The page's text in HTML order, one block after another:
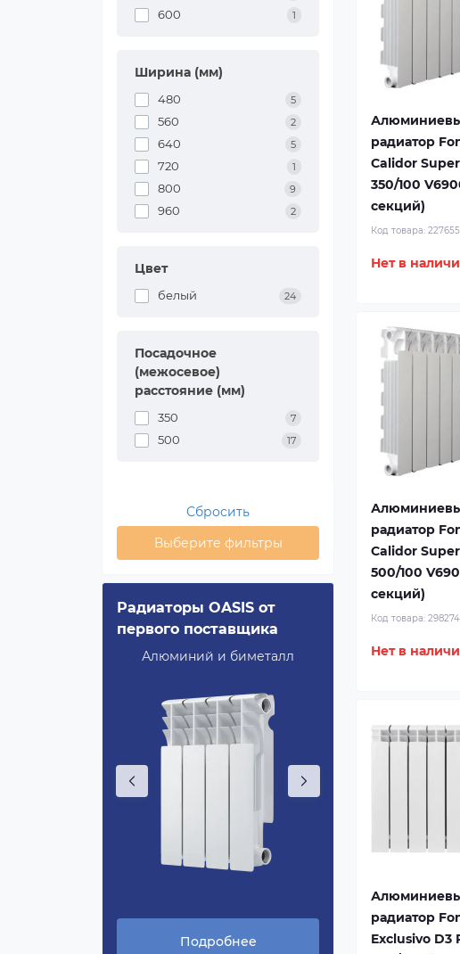
600 1
Ширина (мм)
480 5
560 2
640 5
720 1
800 9
960 2
Цвет
белый 24
Посадочное
(межосевое)
расстояние (мм)
350 7
500 17
Сбросить
Выберите фильтры
Радиаторы OASIS от
первого поставщика
Алюминий и биметалл
Подробнее
Bimetall
Повышенная
радиатор
Calidor
350/100
секций)
Код товара: 227655
Нет в
радиатор
Calidor
500/100
секций)
Код товара: 298274
Нет в
радиатор
Exclusivo D3